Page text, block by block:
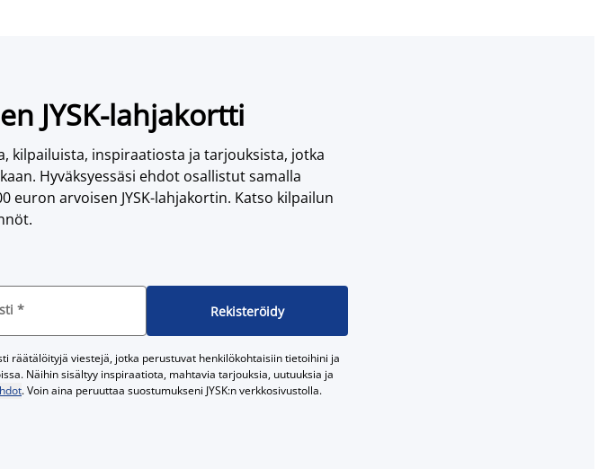
JYSK-lahjakortti
kilpailuista, inspiraatiosta ja tarjouksista, jotka
Hyväksyessäsi ehdot osallistut samalla
euron arvoisen JYSK-lahjakortin. Katso kilpailun
* Rekisteröidy
räätälöityjä viestejä, jotka perustuvat henkilökohtaisiin tietoihini ja
Näihin sisältyy inspiraatiota, mahtavia tarjouksia, uutuuksia ja
. Voin aina peruuttaa suostumukseni JYSK:n verkkosivustolla.